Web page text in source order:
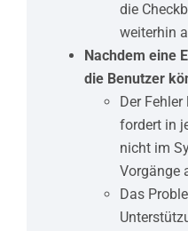
die
weiterhin
Nachdem eine
die Benutzer
Der
fordert in
nicht im
Vorgänge
Das